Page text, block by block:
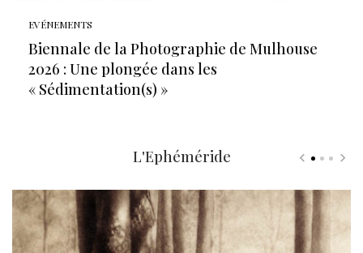
EVÉNEMENTS
Biennale de la Photographie de Mulhouse
2026 : Une plongée dans les
« Sédimentation(s) »
L'Ephéméride